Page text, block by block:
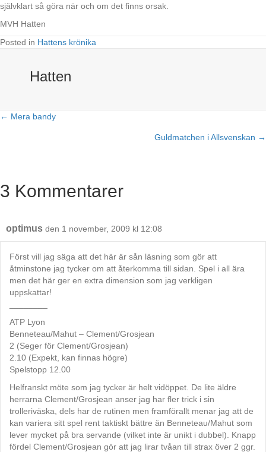
självklart så göra när och om det finns orsak.
MVH Hatten
Posted in Hattens krönika
Hatten
Posts
← Mera bandy
Guldmatchen i Allsvenskan →
3 Kommentarer
optimus den 1 november, 2009 kl 12:08
Först vill jag säga att det här är sån läsning som gör att
åtminstone jag tycker om att återkomma till sidan. Spel i all ära
men det här ger en extra dimension som jag verkligen
uppskattar!
ATP Lyon
Benneteau/Mahut – Clement/Grosjean
2 (Seger för Clement/Grosjean)
2.10 (Expekt, kan finnas högre)
Spelstopp 12.00
Helfranskt möte som jag tycker är helt vidöppet. De lite äldre
herrarna Clement/Grosjean anser jag har fler trick i sin
trolleriväska, dels har de rutinen men framförallt menar jag att de
kan variera sitt spel rent taktiskt bättre än Benneteau/Mahut som
lever mycket på bra servande (vilket inte är unikt i dubbel). Knapp
fördel Clement/Grosjean gör att jag lirar tvåan till strax över 2 ggr.